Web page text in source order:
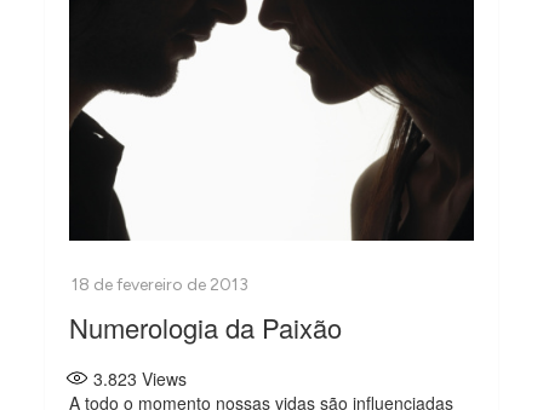
Numerologia da Paixão
3.823 Views
A todo o momento nossas vidas são influenciadas